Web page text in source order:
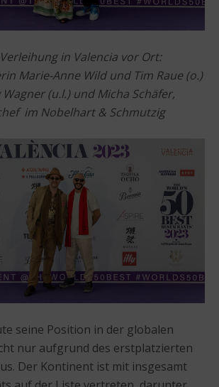
in Valencia vor Ort:
Marie-Anne Wild und Tim Raue (o.)
(u.l.) und Micha Schäfer,
im Nobelhart & Schmutzig
seine Position in der globalen
nur aufgrund des erstplatzierten
Der Kontinent ist mit insgesamt